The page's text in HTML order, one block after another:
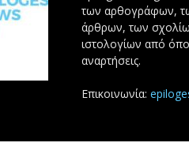
των αρθογράφων,
άρθρων, των
ιστολογίων από
αναρτήσεις.
Επικοινωνία: